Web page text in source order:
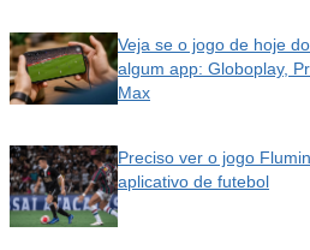
Veja se o jogo de hoje
algum app: Globoplay,
Max
Preciso ver o jogo
aplicativo de futebol